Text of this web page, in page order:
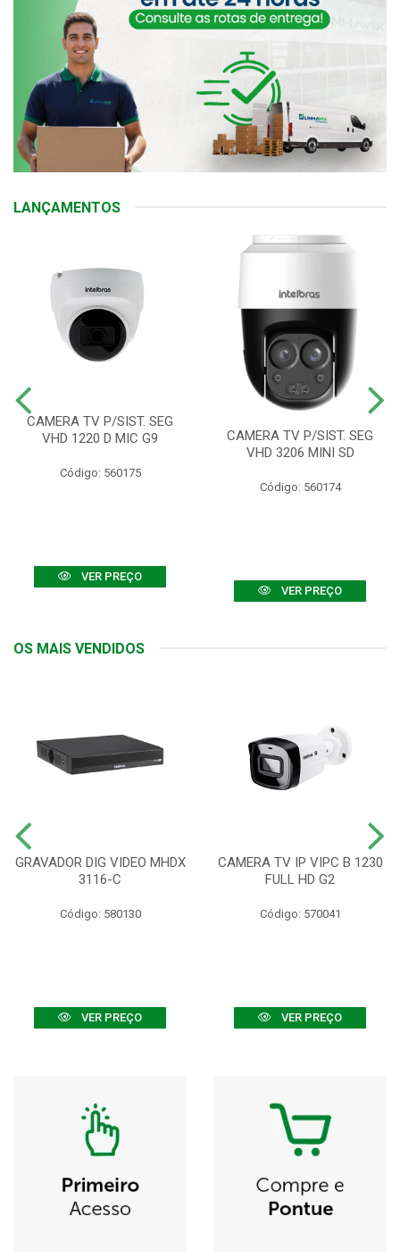
LANÇAMENTOS
CAMERA TV P/SIST. SEG
VHD 1220 D MIC G9
Código: 560175
VER PREÇO
CAMERA TV P/SIST. SEG
VHD 3206 MINI SD
Código: 560174
VER PREÇO
OS MAIS VENDIDOS
GRAVADOR DIG VIDEO MHDX
3116-C
Código: 580130
VER PREÇO
CAMERA TV IP VIPC B 1230
FULL HD G2
Código: 570041
VER PREÇO